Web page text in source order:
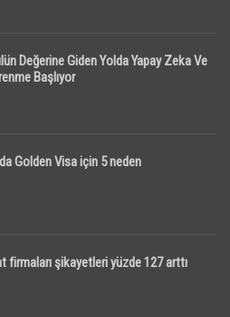
Değerine Giden Yolda Yapay Zeka Ve
Başlıyor
Golden Visa için 5 neden
firmaları şikayetleri yüzde 127 arttı